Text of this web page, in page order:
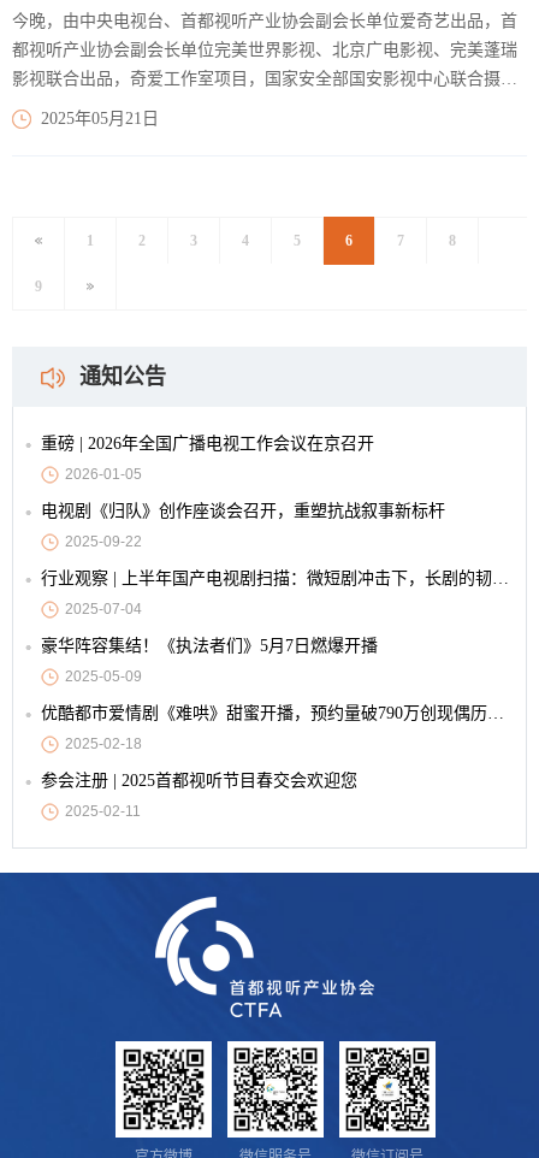
文】
今晚，由中央电视台、首都视听产业协会副会长单位爱奇艺出品，首
都视听产业协会副会长单位完美世界影视、北京广电影视、完美蓬瑞
影视联合出品，奇爱工作室项目，国家安全部国安影视中心联合摄
制，刘江执导，张杨任编剧，张鲁一、高圆圆、曹炳琨、王晓晨、成
2025年05月21日
1 2 3 4 5 6 7 8
9
通知公告
重磅 | 2026年全国广播电视工作会议在京召开
2026-01-05
电视剧《归队》创作座谈会召开，重塑抗战叙事新标杆
2025-09-22
行业观察 | 上半年国产电视剧扫描：微短剧冲击下，长剧的韧性与创新
2025-07-04
豪华阵容集结！《执法者们》5月7日燃爆开播
2025-05-09
优酷都市爱情剧《难哄》甜蜜开播，预约量破790万创现偶历史纪录
2025-02-18
参会注册 | 2025首都视听节目春交会欢迎您
2025-02-11